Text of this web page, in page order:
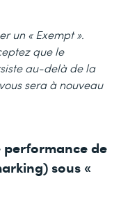
un « Exempt ».
que le
au-delà de la
sera à nouveau
performance de
sous «